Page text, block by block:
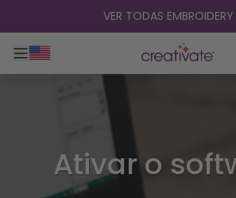
saltar para o conteúdoVER TODAS EMBROIDERY
Alternar entre navegação principal
Ativar o